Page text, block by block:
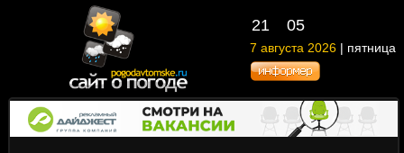
21 05
7 августа 2026 | пятница